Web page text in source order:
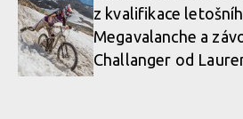
z kvalifikace
Megavalanche a
Challanger od